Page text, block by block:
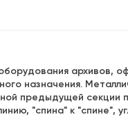
архивов,
назначения.
предыдущей секции
"спина" к "спине",